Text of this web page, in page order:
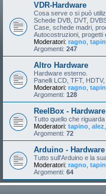
VDR-Hardware
Cosa serve o si può
Schede DVB, DVT,
Case, schede madri,
Autocostruzioni, progetti
Moderatori: ragno
Argomenti: 247
Altro Hardware
Hardware esterno.
Panelli LCD, TFT,
Moderatori: ragno
Argomenti: 128
ReelBox -
Tutto quello che
Moderatori: tapino alez
Argomenti: 72
Arduino -
Tutto sull'Arduino e la
Moderatori: ragno
Argomenti: 64